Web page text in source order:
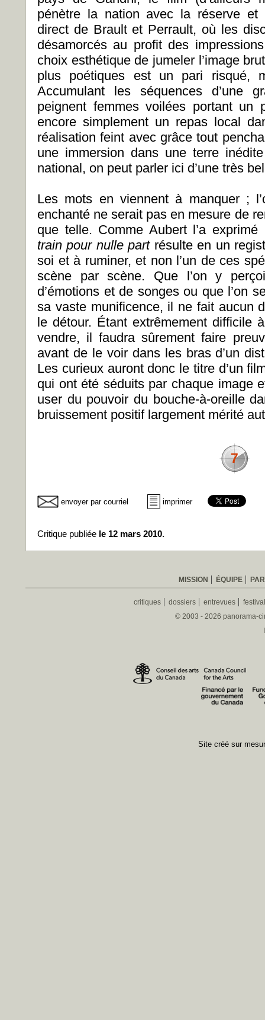
pénètre la nation avec la réserve et
direct de Brault et Perrault, où les
désamorcés au profit des
choix esthétique de jumeler l’image
plus poétiques est un pari risqué,
Accumulant les séquences d’une
peignent femmes voilées portant un
encore simplement un repas local
réalisation feint avec grâce tout
une immersion dans une terre
national, on peut parler ici d’une très
Les mots en viennent à manquer ;
enchanté ne serait pas en mesure de
que telle. Comme Aubert l’a
train pour nulle part résulte en un
soi et à ruminer, et non l’un de ces
scène par scène. Que l’on y
d’émotions et de songes ou que l’on
sa vaste munificence, il ne fait aucun
le détour. Étant extrêmement difficile
vendre, il faudra sûrement faire
avant de le voir dans les bras d’un
Les curieux auront donc le titre d’un
qui ont été séduits par chaque image
user du pouvoir du bouche-à-oreille
bruissement positif largement mérité
7
envoyer par courriel imprimer
Critique publiée le 12 mars 2010.
MISSION ÉQUIPE
critiques dossiers entrevues
© 2003 - 2026 panorama-
Site créé sur